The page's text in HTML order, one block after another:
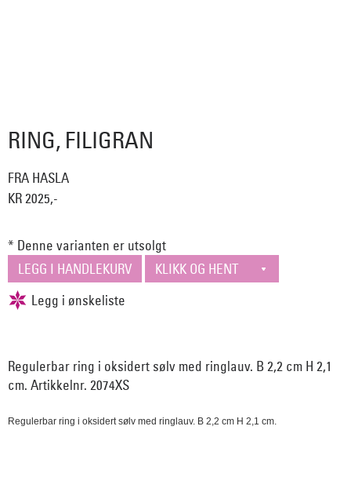
RING, FILIGRAN
FRA HASLA
KR 2025,-
* Denne varianten er utsolgt
Regulerbar ring i oksidert sølv med ringlauv. B 2,2 cm H 2,1
cm. Artikkelnr. 2074XS
Regulerbar ring i oksidert sølv med ringlauv. B 2,2 cm H 2,1 cm.